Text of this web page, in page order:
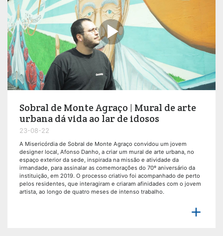

Sobral de Monte Agraço | Mural de arte
urbana dá vida ao lar de idosos
23-08-22
A Misericórdia de Sobral de Monte Agraço convidou um jovem
designer local, Afonso Danho, a criar um mural de arte urbana, no
espaço exterior da sede, inspirada na missão e atividade da
irmandade, para assinalar as comemorações do 70º aniversário da
instituição, em 2019. O processo criativo foi acompanhado de perto
pelos residentes, que interagiram e criaram afinidades com o jovem
artista, ao longo de quatro meses de intenso trabalho.
